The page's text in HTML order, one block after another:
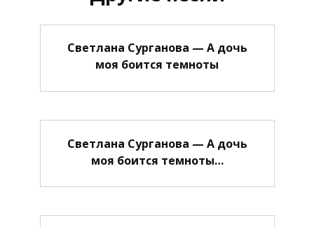
Светлана Сурганова — А дочь
моя боится темноты
Светлана Сурганова — А дочь
моя боится темноты…